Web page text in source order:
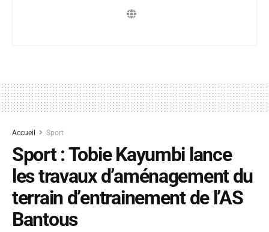
Accueil Sport
Sport : Tobie Kayumbi lance
les travaux d’aménagement du
terrain d’entrainement de l’AS
Bantous